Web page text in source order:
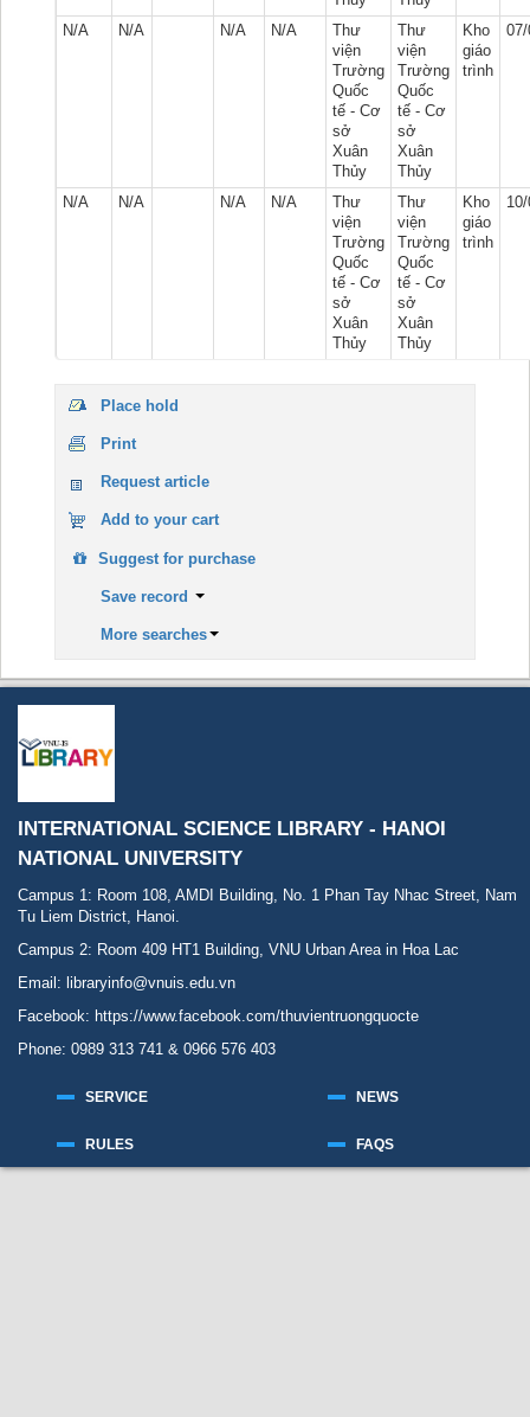
N/A
N/A N/A N/A
Thư
viện
Trường
Quốc
tế - Cơ
sở
Xuân
Thủy
Thư
viện
Trường
Quốc
tế - Cơ
sở
Xuân
Thủy
Kho
giáo
trình
N/A N/A N/A N/A
Thư
viện
Trường
Quốc
tế - Cơ
sở
Xuân
Thủy
Thư
viện
Trường
Quốc
tế - Cơ
sở
Xuân
Thủy
Kho
giáo
trình
Place hold
Print
Request article
Add to your cart
Suggest for purchase
Save record
More searches
INTERNATIONAL SCIENCE LIBRARY - HANOI
NATIONAL UNIVERSITY
Campus 1: Room 108, AMDI Building, No. 1 Phan Tay Nhac Street, Nam
Tu Liem District, Hanoi.
Campus 2: Room 409 HT1 Building, VNU Urban Area in Hoa Lac
Email: libraryinfo@vnuis.edu.vn
Facebook: https://www.facebook.com/thuvientruongquocte
Phone: 0989 313 741 & 0966 576 403
SERVICE
RULES
NEWS
FAQS